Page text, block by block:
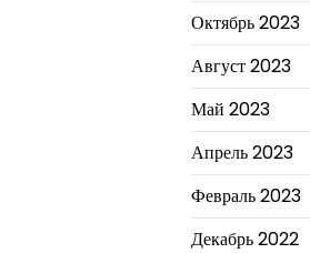
Октябрь 2023
Август 2023
Май 2023
Апрель 2023
Февраль 2023
Декабрь 2022